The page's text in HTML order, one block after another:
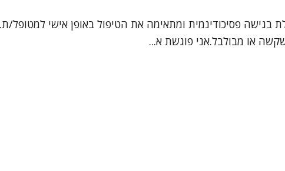
בגישה פסיכודינמית ומתאימה את הטיפול באופן אישי
או מבולבל.אני פוגשת א...